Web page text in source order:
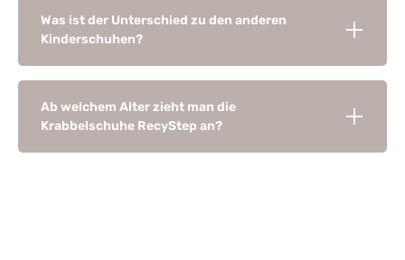
Was ist der Unterschied zu den anderen
Kinderschuhen?
Ab welchem Alter zieht man die
Krabbelschuhe RecyStep an?